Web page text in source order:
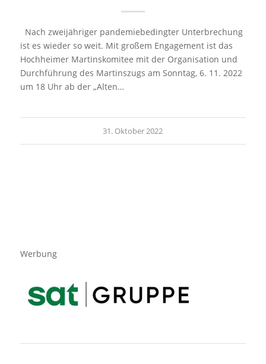
Nach zweijähriger pandemiebedingter Unterbrechung
ist es wieder so weit. Mit großem Engagement ist das
Hochheimer Martinskomitee mit der Organisation und
Durchführung des Martinszugs am Sonntag, 6. 11. 2022
um 18 Uhr ab der „Alten…
31. Oktober 2022
Werbung